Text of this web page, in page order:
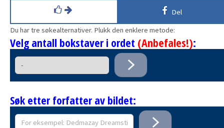
Del
Du har tre søkealternativer. Plukk den enklere metode:
Velg antall bokstaver i ordet (Anbefales!):
Søk etter forfatter av bildet: